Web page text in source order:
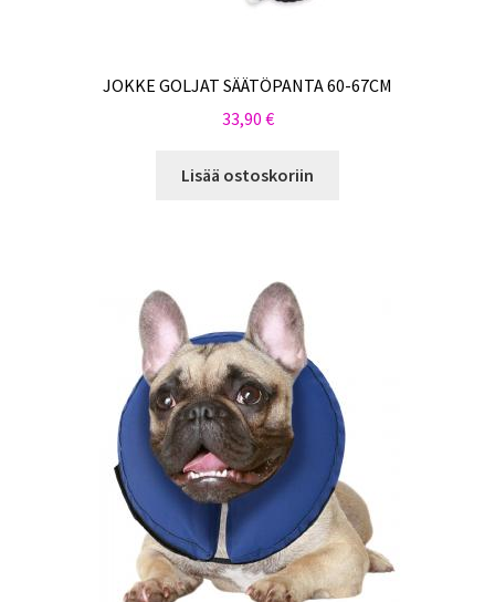
JOKKE GOLJAT SÄÄTÖPANTA 60-67CM
33,90 €
Lisää ostoskoriin